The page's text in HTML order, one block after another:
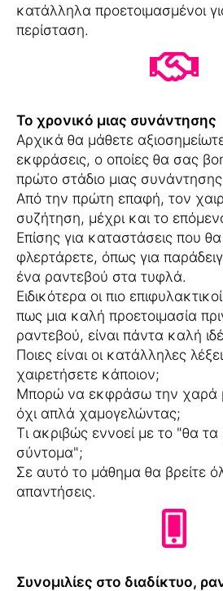
κατάλληλα προετοιμασμένοι
περίσταση.
Το χρονικό μιας συνάντησης
Αρχικά θα μάθετε
εκφράσεις, ο οποίες θα σας
πρώτο στάδιο μιας
Από την πρώτη επαφή, τον
συζήτηση, μέχρι και το
Επίσης για καταστάσεις που
φλερτάρετε, όπως για
ένα ραντεβού στα τυφλά.
Ειδικότερα οι πιο
πως μια καλή προετοιμασία
ραντεβού, είναι πάντα καλή
Ποιες είναι οι κατάλληλες
χαιρετήσετε κάποιον;
Μπορώ να εκφράσω την χαρά
όχι απλά χαμογελώντας;
Τι ακριβώς εννοεί με το "θα
σύντομα";
Σε αυτό το μάθημα θα βρείτε
απαντήσεις.
Συνομιλίες στο διαδίκτυο,